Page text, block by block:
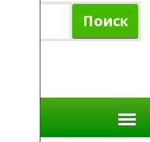
Поиск